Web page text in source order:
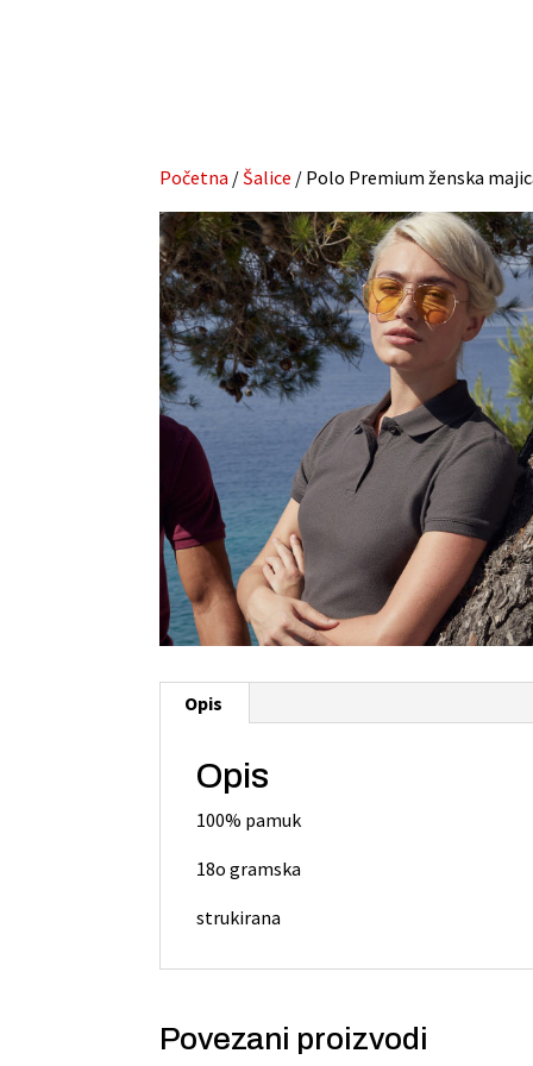
Početna /Šalice / Polo Premium ženska
Opis
Opis
100% pamuk
18o gramska
strukirana
Povezani proizvodi